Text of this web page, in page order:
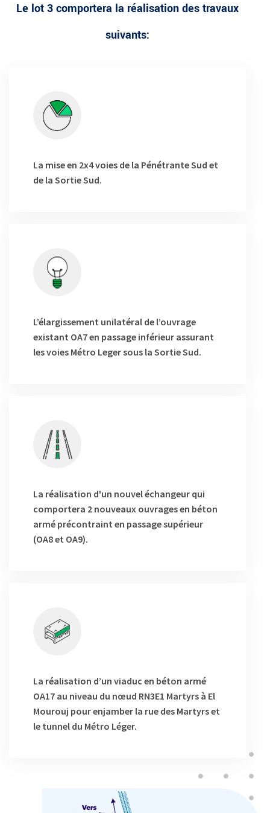
Le lot 3 comportera la réalisation des travaux
suivants:
La mise en 2x4 voies de la Pénétrante Sud et
de la Sortie Sud.
L’élargissement unilatéral de l’ouvrage
existant OA7 en passage inférieur assurant
les voies Métro Leger sous la Sortie Sud.
La réalisation d'un nouvel échangeur qui
comportera 2 nouveaux ouvrages en béton
armé précontraint en passage supérieur
(OA8 et OA9).
La réalisation d’un viaduc en béton armé
OA17 au niveau du nœud RN3E1 Martyrs à El
Mourouj pour enjamber la rue des Martyrs et
le tunnel du Métro Léger.